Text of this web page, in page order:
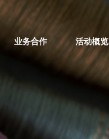
业务合作 活动概览